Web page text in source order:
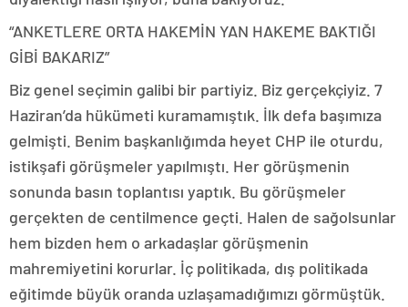
“ANKETLERE ORTA HAKEMİN YAN HAKEME BAKTIĞI
GİBİ BAKARIZ”
Biz genel seçimin galibi bir partiyiz. Biz gerçekçiyiz. 7
Haziran’da hükümeti kuramamıştık. İlk defa başımıza
gelmişti. Benim başkanlığımda heyet CHP ile oturdu,
istikşafi görüşmeler yapılmıştı. Her görüşmenin
sonunda basın toplantısı yaptık. Bu görüşmeler
gerçekten de centilmence geçti. Halen de sağolsunlar
hem bizden hem o arkadaşlar görüşmenin
mahremiyetini korurlar. İç politikada, dış politikada
eğitimde büyük oranda uzlaşamadığımızı görmüştük.